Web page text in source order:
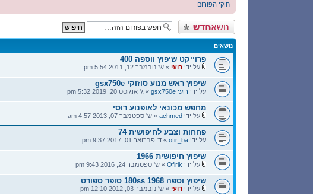
חוקי הפורום
פרסם נושא חדש
נושאים
פרוייקט שיפוץ ווספה 400
על ידירועי » ש' נובמבר 12, 2011 5:54 pm
שיפוץ ראש מנוע סוזוקי gsx750e
על ידי רועי gsx750e » ג' אוגוסט 20, 2019 5:32 pm
מחפש מכונאי לאופנוע רוסי
על ידיachmed » ש' ספטמבר 07, 2013 4:57 am
פחחות וצבע לחיפושית 74
על ידיofir_ba » ד' פברואר 01, 2017 9:37 pm
שיפוץ חיפושית 1966
על ידי Ofirik » ש' ספטמבר 24, 2016 9:43 pm
שיפוץ וספה 1968 180ss סופר ספורט
על ידירועי » ש' נובמבר 03, 2012 12:10 pm